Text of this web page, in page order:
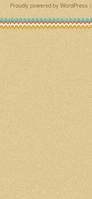
Proudly powered by WordPress |